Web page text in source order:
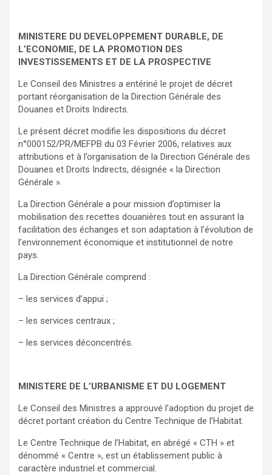
MINISTERE DU DEVELOPPEMENT DURABLE, DE
L’ECONOMIE, DE LA PROMOTION DES
INVESTISSEMENTS ET DE LA PROSPECTIVE
Le Conseil des Ministres a entériné le projet de décret
portant réorganisation de la Direction Générale des
Douanes et Droits Indirects.
Le présent décret modifie les dispositions du décret
n°000152/PR/MEFPB du 03 Février 2006, relatives aux
attributions et à l’organisation de la Direction Générale des
Douanes et Droits Indirects, désignée « la Direction
Générale ».
La Direction Générale a pour mission d’optimiser la
mobilisation des recettes douanières tout en assurant la
facilitation des échanges et son adaptation à l’évolution de
l’environnement économique et institutionnel de notre
pays.
La Direction Générale comprend :
– les services d’appui ;
– les services centraux ;
– les services déconcentrés.
MINISTERE DE L’URBANISME ET DU LOGEMENT
Le Conseil des Ministres a approuvé l’adoption du projet de
décret portant création du Centre Technique de l’Habitat.
Le Centre Technique de l’Habitat, en abrégé « CTH » et
dénommé « Centre », est un établissement public à
caractère industriel et commercial.